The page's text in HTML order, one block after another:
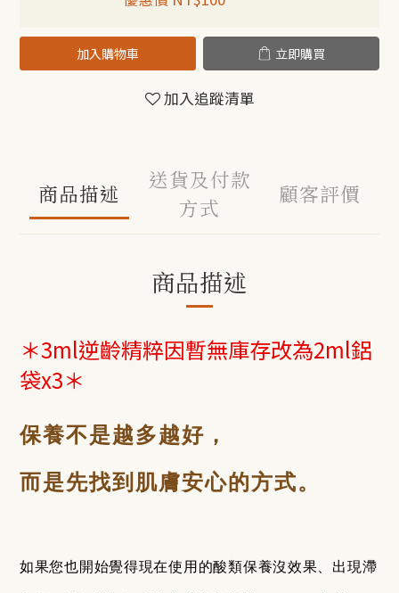
加入購物車 立即購買
加入追蹤清單
商品描述
送貨及付款
方式
顧客評價
商品描述
＊3ml逆齡精粹因暫無庫存改為2ml鋁
袋x3＊
保養不是越多越好，
而是先找到肌膚安心的方式。
如果您也開始覺得現在使用的酸類保養沒效果、出現滯